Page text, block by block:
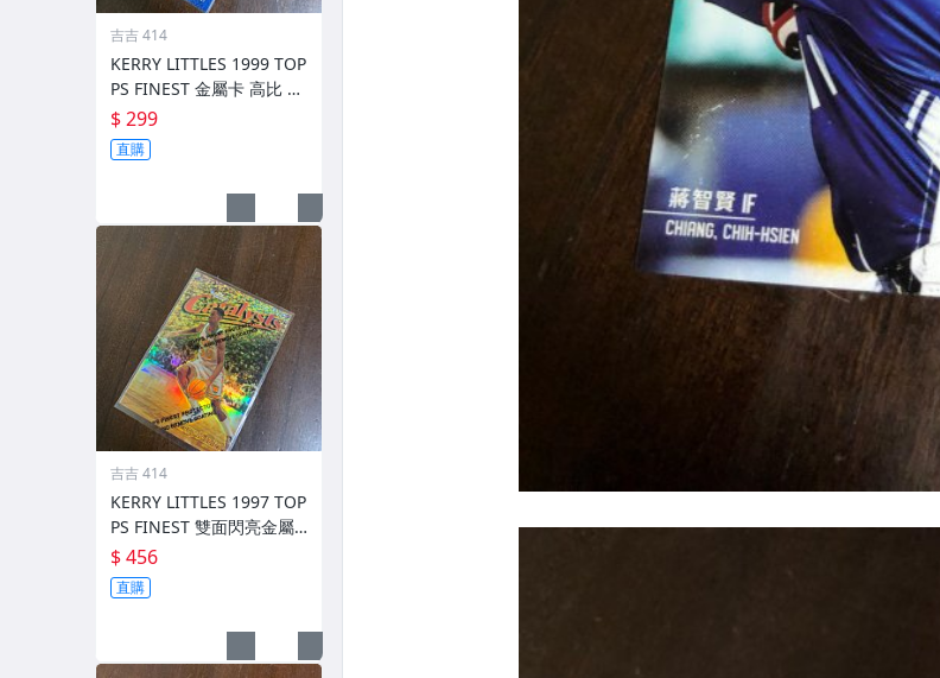
吉吉 414
KERRY LITTLES 1999 TOP
PS FINEST 金屬卡 高比 限
010/750 前後如圖
$ 299
直購
吉吉 414
KERRY LITTLES 1997 TOP
PS FINEST 雙面閃亮金屬
卡高比 REF 限135/289 前
後如圖
$ 456
直購